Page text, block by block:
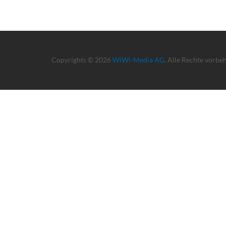
Copyrights © 2026 WiWi-Media AG. Alle Rechte